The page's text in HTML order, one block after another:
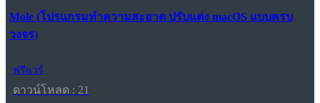
Mole (โปรแกรมทำความสะอาด ปรับแต่ง macOS แบบครบ
วงจร)
ฟรีแวร์
ดาวน์โหลด : 21